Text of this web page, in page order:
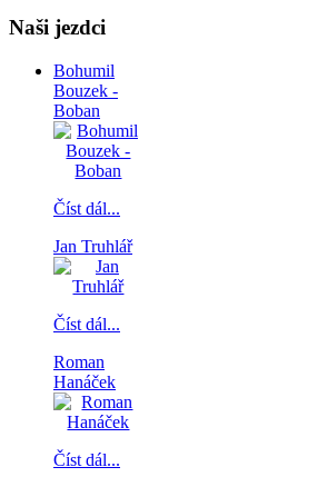
Naši jezdci
Bohumil
Bouzek -
Boban
Číst dál...
Jan Truhlář
Číst dál...
Roman
Hanáček
Číst dál...